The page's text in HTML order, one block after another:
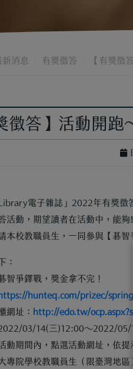
新消息 有獎徵答 【有獎徵
徵答】活動開
電子雜誌」2022年有獎徵
活動，期望讀者在活動中，能
本校教職員生，一同參與【碁
：
智爭鐸戰，獎金拿不完！
https://hunteq.com/prizec/
網址： http://edo.tw/
03/14(三)12:00～2022/05/
動期間內，點選活動網址，依
專院學校教職員生（限臺灣地區